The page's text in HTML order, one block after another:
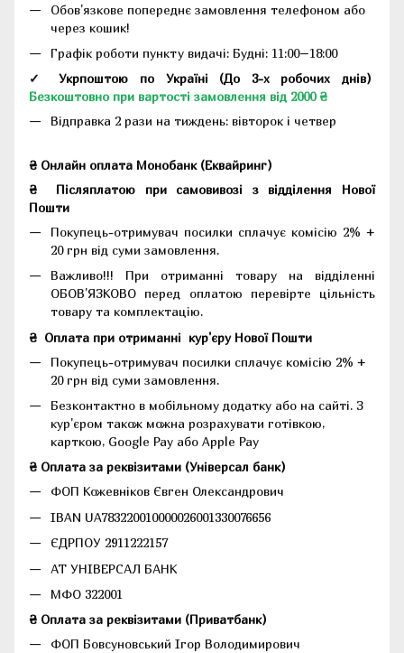
Обов'язкове попереднє замовлення телефоном або
через кошик!
Графік роботи пункту видачі: Будні: 11:00–18:00
✓ Укрпоштою по Україні (До 3-х робочих днів)
Безкоштовно при вартості замовлення від 2000 ₴
Відправка 2 рази на тиждень: вівторок і четвер
₴ Онлайн оплата Монобанк (Еквайринг)
₴
Післяплатою при самовивозі з відділення Нової
Пошти
Покупець-отримувач посилки сплачує комісію 2% +
20 грн від суми замовлення.
Важливо!!! При отриманні товару на відділенні
ОБОВ'ЯЗКОВО перед оплатою перевірте цільність
товару та комплектацію.
₴ Оплата при отриманні кур'єру Нової Пошти
Покупець-отримувач посилки сплачує комісію 2% +
20 грн від суми замовлення.
Безконтактно в мобільному додатку або на сайті. З
кур'єром також можна розрахувати готівкою,
карткою, Google Pay або Apple Pay
₴ Оплата за реквізитами (Універсал банк)
ФОП Кожевніков Євген Олександрович
IBAN UA783220010000026001330076656
ЄДРПОУ 2911222157
АТ УНІВЕРСАЛ БАНК
МФО 322001
₴ Оплата за реквізитами (Приватбанк)
ФОП Бовсуновський Ігор Володимирович